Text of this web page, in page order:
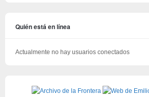
Quién está en línea
Actualmente no hay usuarios conectados